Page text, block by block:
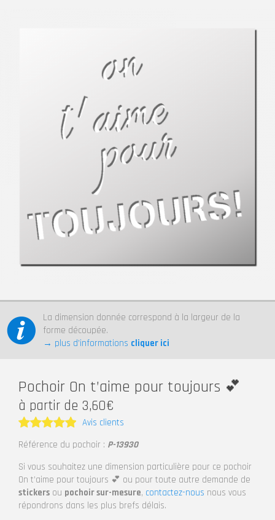
La dimension donnée correspond à la largeur de la
forme découpée.
→ plus d’informations cliquer ici
Pochoir On t’aime pour toujours 💕
à partir de 3,60€
Note5
Avis clients
Référence du pochoir : P-13930
Si vous souhaitez une dimension particulière pour ce pochoir
On t’aime pour toujours 💕 ou pour toute autre demande de
stickers ou pochoir sur-mesure, contactez-nous nous vous
répondrons dans les plus brefs délais.